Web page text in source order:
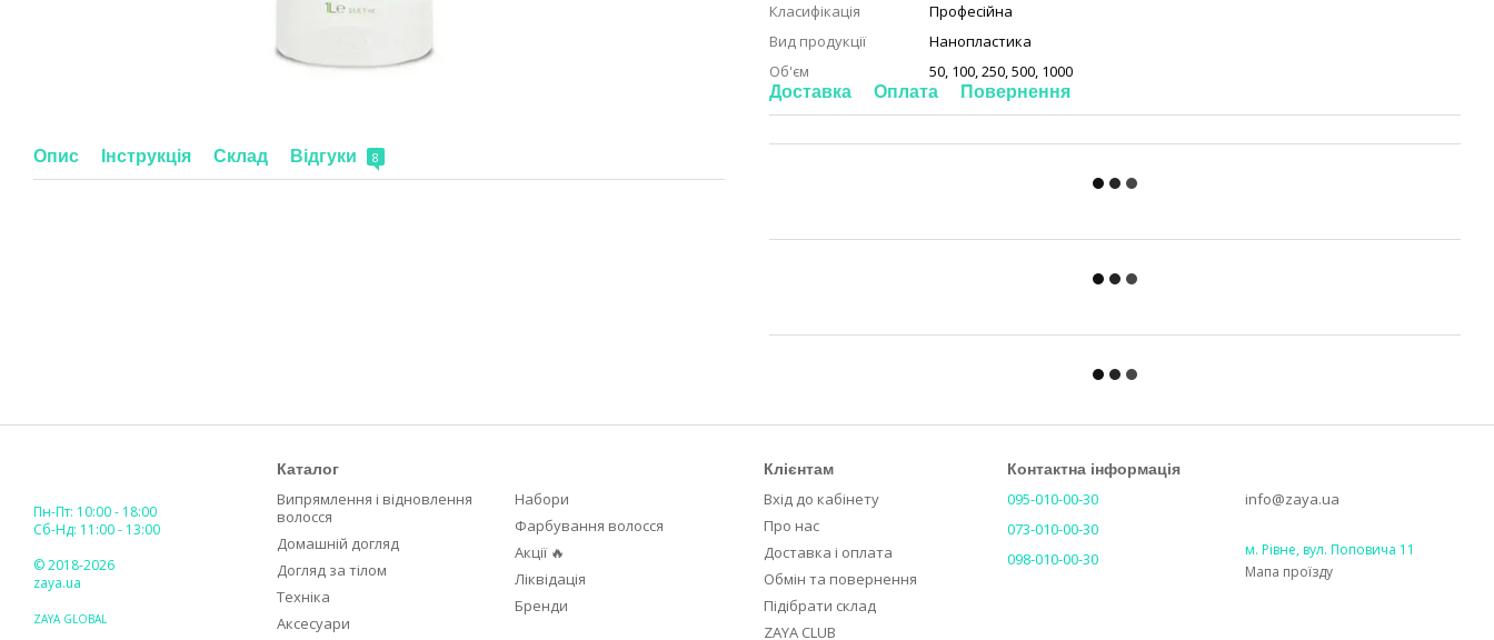
Опис Інструкція Склад Відгуки 8
Класифікація
Професійна
Вид продукції
Нанопластика
Об'єм
50, 100, 250, 500, 1000
Доставка Оплата Повернення
Пн-Пт: 10:00 - 18:00
Сб-Нд: 11:00 - 13:00
© 2018-2026
zaya.ua
ZAYA GLOBAL
Каталог
Випрямлення і відновлення
волосся
Домашній догляд
Догляд за тілом
Техніка
Аксесуари
Набори
Фарбування волосся
Акції 🔥
Ліквідація
Бренди
Клієнтам
Вхід до кабінету
Про нас
Доставка і оплата
Обмін та повернення
Підібрати склад
ZAYA CLUB
Контактна інформація
095-010-00-30
073-010-00-30
098-010-00-30
info@zaya.ua
м. Рівне, вул. Поповича 11
Мапа проїзду